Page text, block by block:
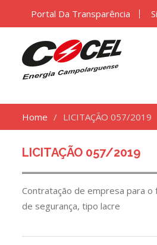
Portal Da Transparência
Home LICITAÇÃO 057/2019
LICITAÇÃO 057/2019
Contratação de empresa para
de segurança, tipo lacre